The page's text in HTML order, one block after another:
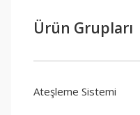
Ürün Grupları
Ateşleme Sistemi